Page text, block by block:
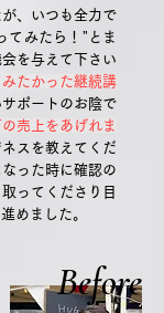
、 いつも全力で
てみたら！"と ま
を与えて下さい
たかった継続講
ポートのお陰で
売上をあげれま
スを教えてくだ
った時に確認の
ってくださり 目
めました。
Before